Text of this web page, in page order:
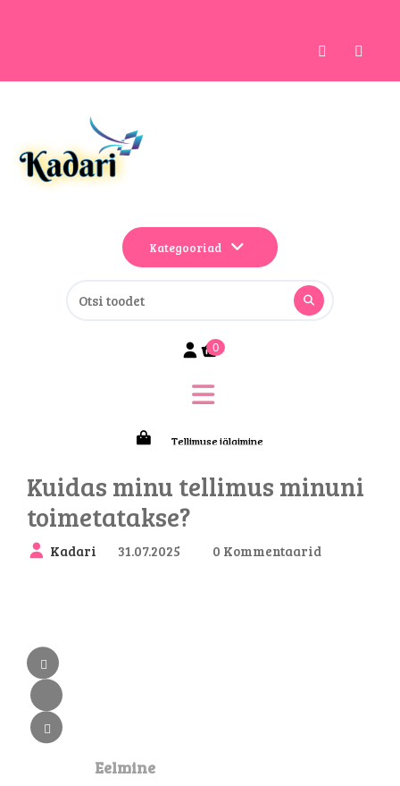
Kategooriad
0
Tellimuse jälgimine
Kuidas minu tellimus minuni
toimetatakse?
Kadari 31.07.2025 0 Kommentaarid
Eelmine